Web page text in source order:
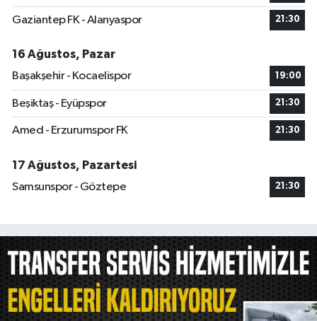
Gaziantep FK - Alanyaspor 21:30
16 Ağustos, Pazar
Başakşehir - Kocaelispor
19:00
Beşiktaş - Eyüpspor 21:30
Amed - Erzurumspor FK 21:30
17 Ağustos, Pazartesi
Samsunspor - Göztepe
21:30